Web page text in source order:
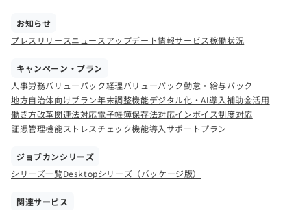
お知らせ
プレスリリースニュース アップデート情報サービス稼働状況
キャンペーン・プラン
人事労務バリューパック経理バリューパック勤怠・給与パック
地方自治体向けプラン年末調整機能デジタル化・AI導入補助金活用
働き方改革関連法対応電子帳簿保存法対応インボイス制度対応
証憑管理機能ストレスチェック機能導入サポートプラン
ジョブカンシリーズ
シリーズ一覧Desktopシリーズ（パッケージ版）
関連サービス